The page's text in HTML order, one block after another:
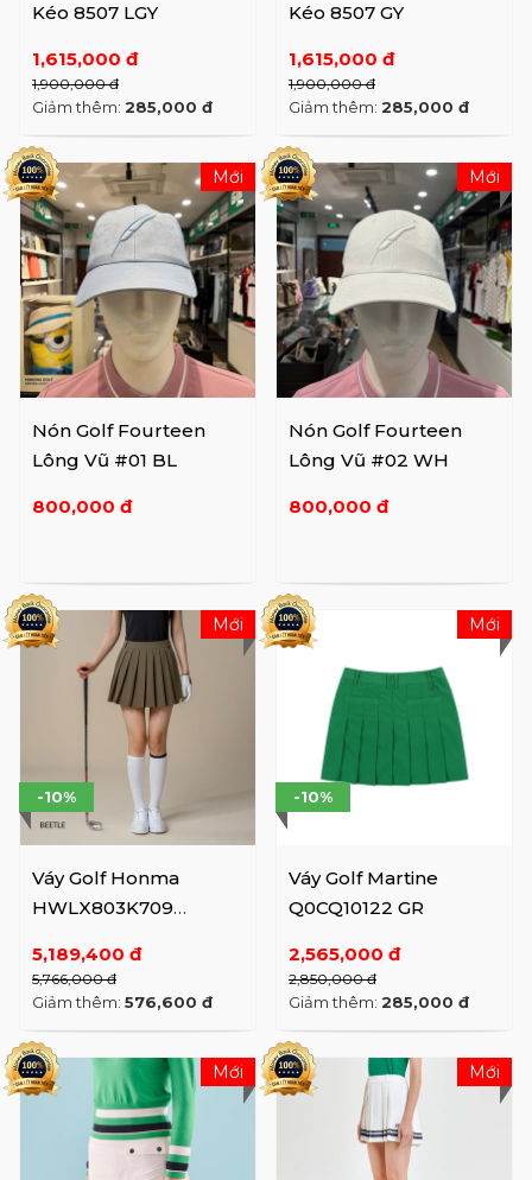
Kéo 8507 LGY
1,615,000 đ
1,900,000 đ
Giảm thêm: 285,000 đ
Kéo 8507 GY
1,615,000 đ
1,900,000 đ
Giảm thêm: 285,000 đ
Nón Golf Fourteen
Lông Vũ #01 BL
800,000 đ
Mới
Nón Golf Fourteen
Lông Vũ #02 WH
800,000 đ
Mới
Váy Golf Honma
HWLX803K709
5,189,400 đ
5,766,000 đ
-10%
Giảm thêm: 576,600 đ
Mới
Váy Golf Martine
Q0CQ10122 GR
2,565,000 đ
2,850,000 đ
-10%
Giảm thêm: 285,000 đ
Mới
Mới Mới